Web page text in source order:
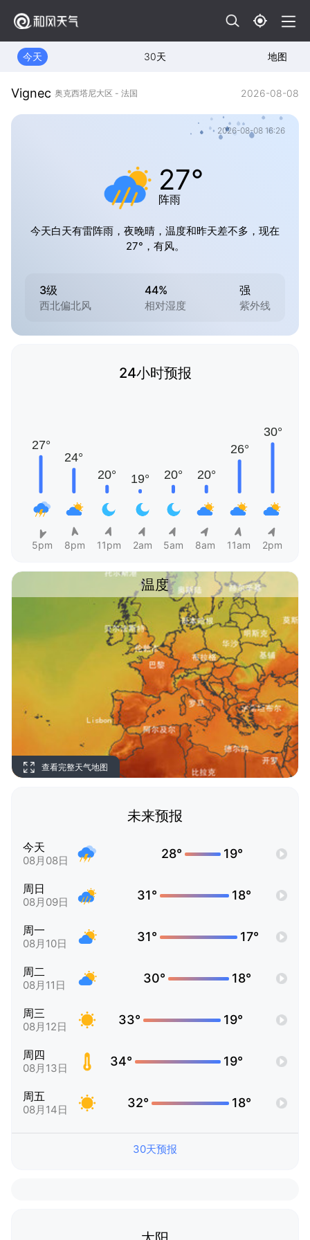
今天 30天 地图
Vignec 奥克西塔尼大区 - 法国 2026-08-08
2026-08-08 16:26
27°
阵雨
今天白天有雷阵雨，夜晚晴，温度和昨天差不多，现在
27°，有风。
3级
西北偏北风
44%
相对湿度
强
紫外线
24小时预报
5pm 8pm 11pm 2am 5am 8am 11am 2pm
温度
查看完整天气地图
未来预报
今天
08月08日 28° 19°
周日
08月09日 31° 18°
周一
08月10日 31° 17°
周二
08月11日 30° 18°
周三
08月12日 33° 19°
周四
08月13日 34° 19°
周五
08月14日 32° 18°
30天预报